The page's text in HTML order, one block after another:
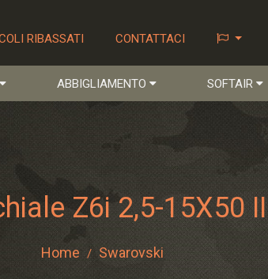
RIBASSATI CONTATTACI
ABBIGLIAMENTO SOFTAIR
Z6i 2,5-15X50
Home / Swarovski